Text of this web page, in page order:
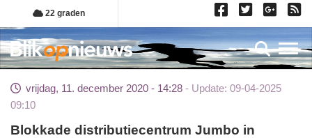
Overslaan
en
naar
de
gaan
22 graden
vrijdag, 11. december 2020 - 14:28
Update: 09-04-2025
09:10
Blokkade distributiecentrum Jumbo in